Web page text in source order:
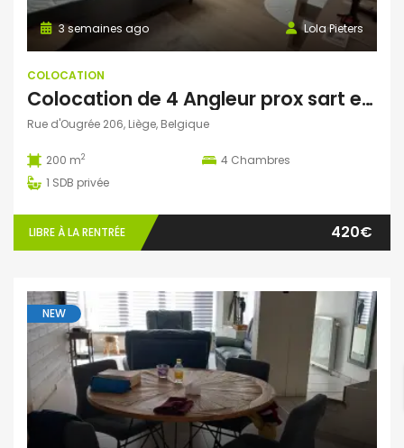
Lola Pieters
3 semaines ago
COLOCATION
Colocation de 4 Angleur prox sart et helmo
Rue d'Ougrée 206, Liège, Belgique
200 m2 4 Chambres
1 SDB privée
LIBRE À LA RENTRÉE 420€
NEW